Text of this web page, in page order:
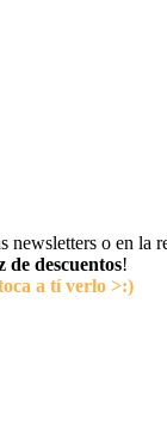
o en
de descuentos!
a tí verlo >:)